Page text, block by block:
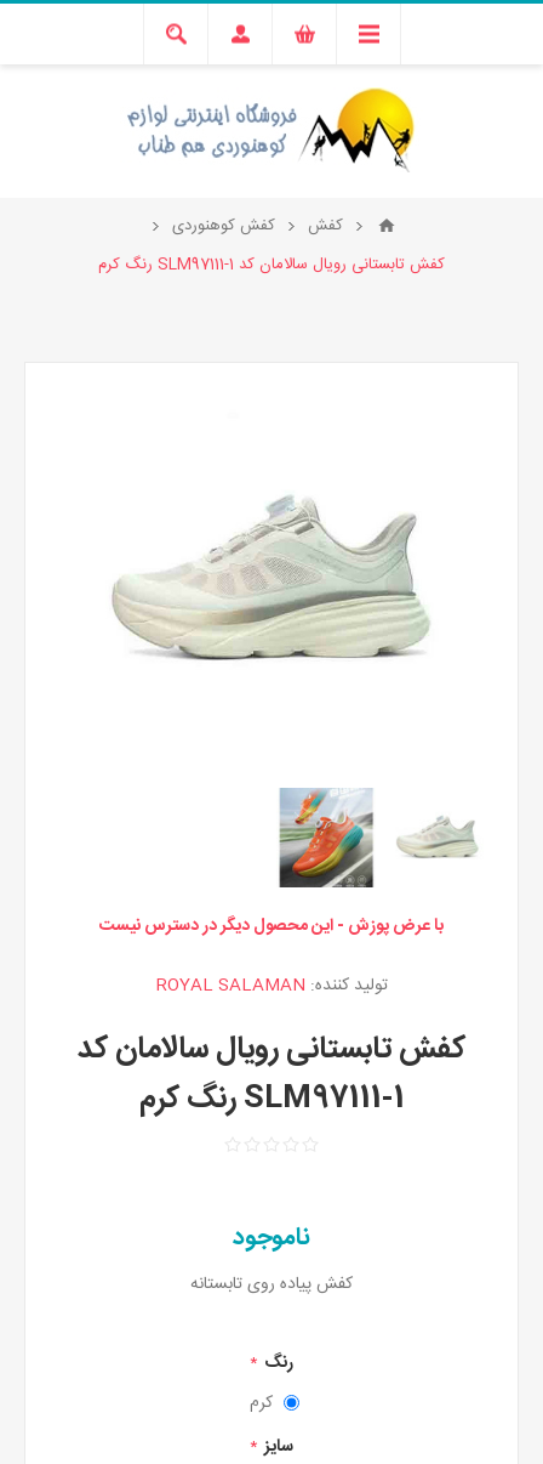
کفش
کفش کوهنوردی
کفش تابستانی رویال سالامان کد SLM97111-1 رنگ کرم
با عرض پوزش - این محصول دیگر در دسترس نیست
تولید کننده: ROYAL SALAMAN
کفش تابستانی رویال سالامان کد
SLM97111-1 رنگ کرم
ناموجود
کفش پیاده روی تابستانه
رنگ *
کرم
سایز *